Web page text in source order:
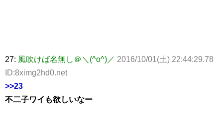
27: 風吹けば名無し＠＼(^o^)／ 2016/10/01(土) 22:44:29.78
ID:8ximg2hd0.net
>>23
不二子ワイも欲しいなー